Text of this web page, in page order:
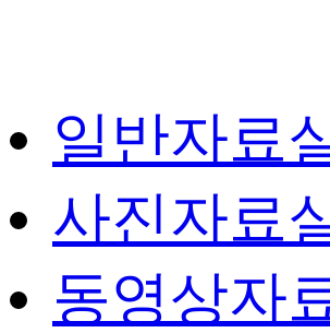
일반자료
사진자료
동영상자